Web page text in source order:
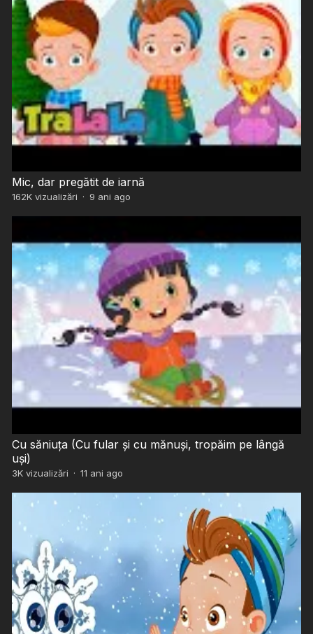
Mic, dar pregătit de iarnă
162Kvizualizări · 9 ani ago
Cu săniuța (Cu fular şi cu mănuşi, tropăim pe lângă
uşi)
3Kvizualizări · 11 ani ago